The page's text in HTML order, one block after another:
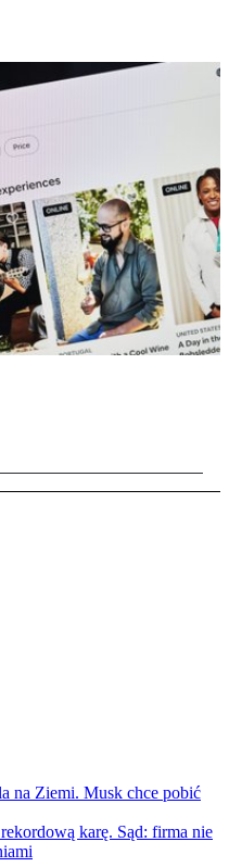
na Ziemi. Musk chce pobić
karę. Sąd: firma nie